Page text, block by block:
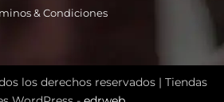
& Condiciones
los derechos reservados | Tiendas